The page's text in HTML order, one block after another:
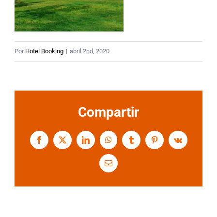
Por Hotel Booking | abril 2nd, 2020
Compartir
Facebook
X LinkedInWhatsAppTumblr PinterestVk
Correo
electrónico